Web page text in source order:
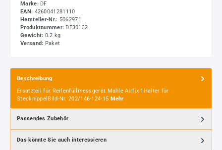
Marke: DF
EAN: 4260041281110
Hersteller-Nr.: 5062971
Produktnummer: DF30132
Gewicht: 0.2 kg
Versand: Paket
Beschreibung
Ersatzteil für Reifenfüllmessgerät Mahle Airfix 1Halter für
StecknippelBild-Nr. 202/146-124-15 Mehr
Passendes Zubehör
Das könnte Sie auch interessieren